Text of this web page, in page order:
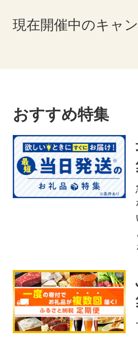
現在開催中のキャ
おすすめ特集